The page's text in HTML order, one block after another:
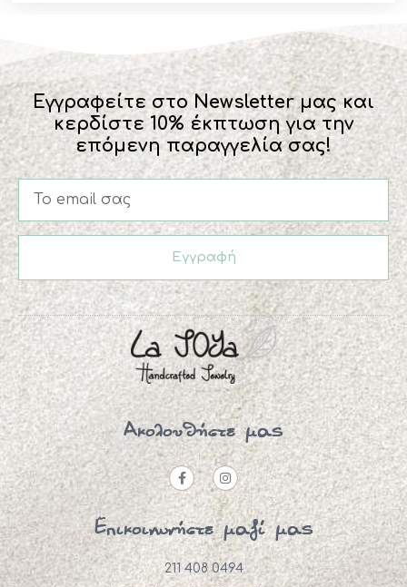
Εγγραφείτε στο Newsletter μας και
κερδίστε 10% έκπτωση για την
επόμενη παραγγελία σας!
Εγγραφή
Ακολουθήστε μας
Επικοινωνήστε μαζί μας
211 408 0494